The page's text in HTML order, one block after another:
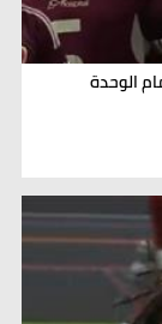
الوحدة